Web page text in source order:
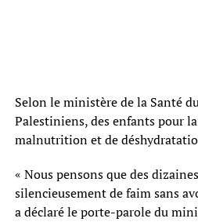
Selon le ministère de la Santé
Palestiniens, des enfants pour
malnutrition et de
« Nous pensons que des
silencieusement de faim sans
a déclaré le porte-parole du